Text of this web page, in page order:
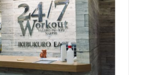
成果を出すというのは、太って
適度な運動をして痩せる場合の
いうと内臓脂肪多い人の方が効
と本人の体質が大きく影響する